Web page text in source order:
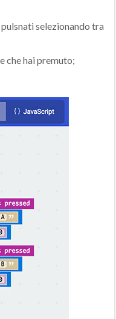
selezionando tra
che hai premuto;